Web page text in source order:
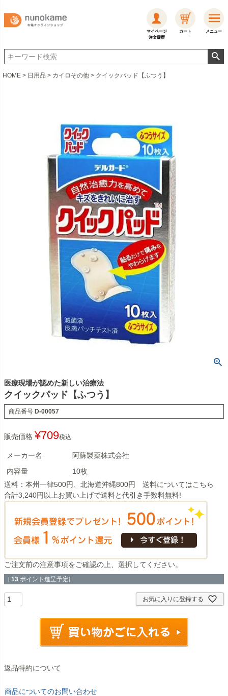
マイページ
注文履歴
カート メニュー
HOME 日用品 カイロその他 クイックパッド【ふつう】
医療現場が認めた新しい治療法
クイックパッド【ふつう】
商品番号 D-00057
販売価格 ¥709税込
メーカー名
阿蘇製薬株式会社
内容量
10枚
送料：本州一律500円、北海道沖縄800円 送料についてはこちら
合計3,240円以上お買い上げで送料と代引き手数料無料!
ご注文前の注意事項をご確認の上、選択してください。
[ 13 ポイント進呈予定]
お気に入りに登録する
返品特約について
商品についてのお問い合わせ